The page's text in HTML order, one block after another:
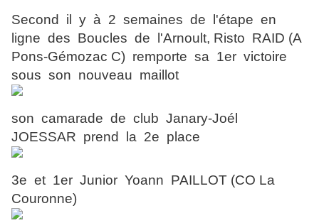
Second il y à 2 semaines de l'étape en
ligne des Boucles de l'Arnoult, Risto RAID (A
Pons-Gémozac C) remporte sa 1er victoire
sous son nouveau maillot
son camarade de club Janary-Joél
JOESSAR prend la 2e place
3e et 1er Junior Yoann PAILLOT (CO La
Couronne)